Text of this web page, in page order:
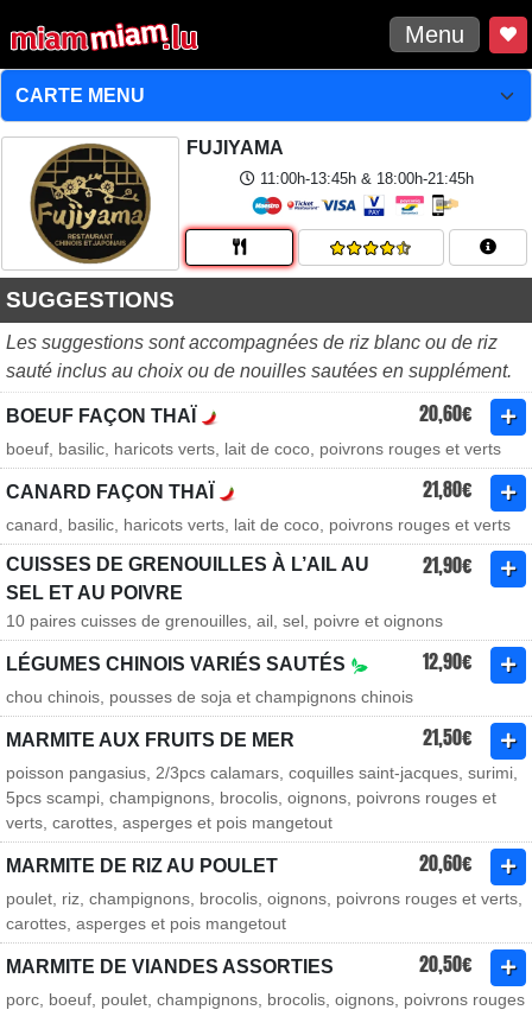
Menu
FUJIYAMA
11:00h-13:45h & 18:00h-21:45h
SUGGESTIONS
Les suggestions sont accompagnées de riz blanc ou de riz
sauté inclus au choix ou de nouilles sautées en supplément.
BOEUF FAÇON THAÏ 20,60€
boeuf, basilic, haricots verts, lait de coco, poivrons rouges et verts
CANARD FAÇON THAÏ 21,80€
canard, basilic, haricots verts, lait de coco, poivrons rouges et verts
CUISSES DE GRENOUILLES À L’AIL AU
SEL ET AU POIVRE
21,90€
10 paires cuisses de grenouilles, ail, sel, poivre et oignons
LÉGUMES CHINOIS VARIÉS SAUTÉS 12,90€
chou chinois, pousses de soja et champignons chinois
MARMITE AUX FRUITS DE MER 21,50€
poisson pangasius, 2/3pcs calamars, coquilles saint-jacques, surimi,
5pcs scampi, champignons, brocolis, oignons, poivrons rouges et
verts, carottes, asperges et pois mangetout
MARMITE DE RIZ AU POULET 20,60€
poulet, riz, champignons, brocolis, oignons, poivrons rouges et verts,
carottes, asperges et pois mangetout
MARMITE DE VIANDES ASSORTIES 20,50€
porc, boeuf, poulet, champignons, brocolis, oignons, poivrons rouges